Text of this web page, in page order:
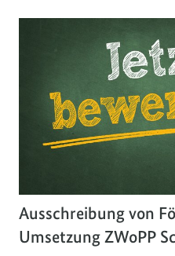
Ausschreibung von
Umsetzung ZWoPP